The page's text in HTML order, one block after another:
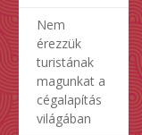
Nem
érezzük
turistának
magunkat a
cégalapítás
világában